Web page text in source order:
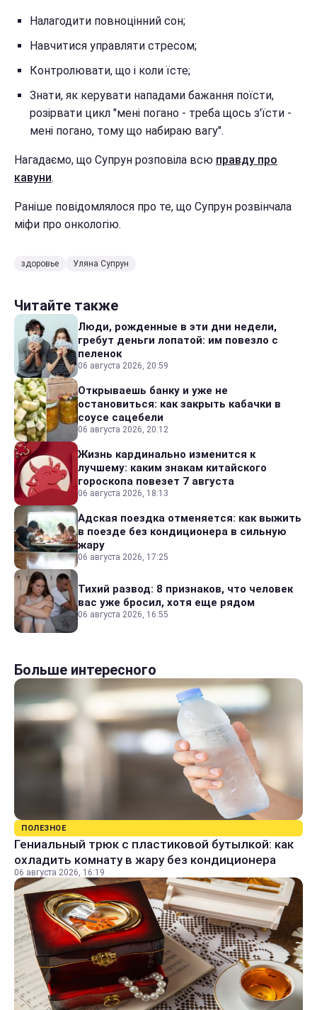
Налагодити повноцінний сон;
Навчитися управляти стресом;
Контролювати, що і коли їсте;
Знати, як керувати нападами бажання поїсти,
розірвати цикл "мені погано - треба щось з'їсти -
мені погано, тому що набираю вагу".
Нагадаємо, що Супрун розповіла всю правду про
кавуни.
Раніше повідомлялося про те, що Супрун розвінчала
міфи про онкологію.
здоровье Уляна Супрун
Читайте также
Люди, рожденные в эти дни недели,
гребут деньги лопатой: им повезло с
пеленок
06 августа 2026, 20:59
Открываешь банку и уже не
остановиться: как закрыть кабачки в
соусе сацебели
06 августа 2026, 20:12
Жизнь кардинально изменится к
лучшему: каким знакам китайского
гороскопа повезет 7 августа
06 августа 2026, 18:13
Адская поездка отменяется: как выжить
в поезде без кондиционера в сильную
жару
06 августа 2026, 17:25
Тихий развод: 8 признаков, что человек
вас уже бросил, хотя еще рядом
06 августа 2026, 16:55
Больше интересного
ПОЛЕЗНОЕ
Гениальный трюк с пластиковой бутылкой: как
охладить комнату в жару без кондиционера
06 августа 2026, 16:19